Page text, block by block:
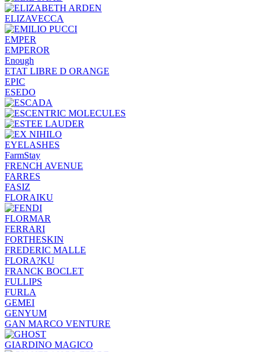
ELIZAVECCA
EMPER
EMPEROR
Enough
ETAT LIBRE D ORANGE
EPIC
ESEDO
EYELASHES
FarmStay
FRENCH AVENUE
FARRES
FASIZ
FLORAIKU
FLORMAR
FERRARI
FORTHESKIN
FREDERIC MALLE
FLORA?KU
FRANCK BOCLET
FULLIPS
FURLA
GEMEI
GENYUM
GAN MARCO VENTURE
GIARDINO MAGICO